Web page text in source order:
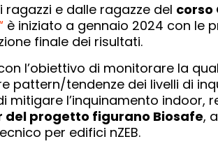
e dalle ragazze del corso
è iniziato a gennaio 2024 con le
finale dei risultati.
l’obiettivo di monitorare la
pattern/tendenze dei livelli di
l’inquinamento indoor,
del progetto figurano Biosafe,
per edifici nZEB.